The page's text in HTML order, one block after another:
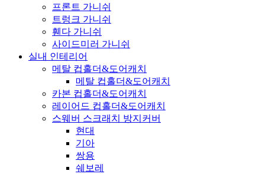
프론트 가니쉬
트렁크 가니쉬
휀다 가니쉬
사이드미러 가니쉬
실내 인테리어
메탈 컵홀더&도어캐치
메탈 컵홀더&도어캐치
카본 컵홀더&도어캐치
레이어드 컵홀더&도어캐치
스웨버 스크래치 방지커버
현대
기아
쌍용
쉐보레